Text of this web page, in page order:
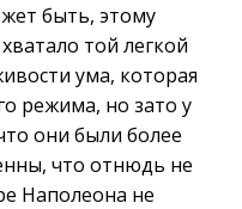
быть, этому
той легкой
ума, которая
режима, но зато у
они были более
что отнюдь не
Наполеона не